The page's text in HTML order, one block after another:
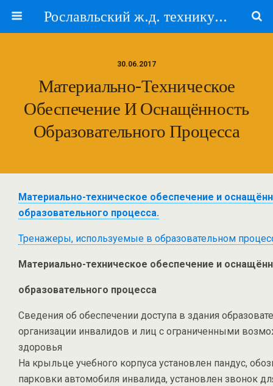
Рославльский ж.д. техникум — филиал ПГУПС
30.06.2017
Материально-Техническое
Обеспечение И Оснащённость
Образовательного Процесса
Материально-техническое обеспечение и
образовательного процесса.
Тренажеры, используемые в образовательном
Материально-техническое обеспечение и
образовательного процесса
Сведения об обеспечении доступа в здания
организации инвалидов и лиц с ограниченными
здоровья
На крыльце учебного корпуса установлен пандус,
парковки автомобиля инвалида, установлен звонок